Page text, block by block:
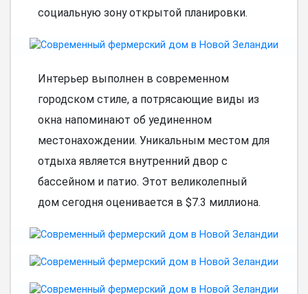
социальную зону открытой планировки.
Интерьер выполнен в современном
городском стиле, а потрясающие виды из
окна напоминают об уединенном
местонахождении. Уникальным местом для
отдыха является внутренний двор с
бассейном и патио. Этот великолепный
дом сегодня оценивается в $7.3 миллиона.